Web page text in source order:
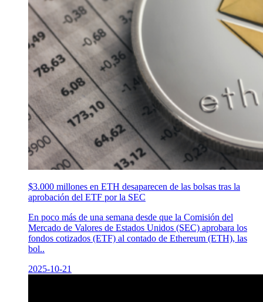
$3.000 millones en ETH desaparecen de las bolsas tras la
aprobación del ETF por la SEC
En poco más de una semana desde que la Comisión del
Mercado de Valores de Estados Unidos (SEC) aprobara los
fondos cotizados (ETF) al contado de Ethereum (ETH), las
bol..
2025-10-21